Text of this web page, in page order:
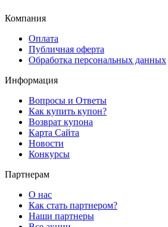
Компания
Оплата
Публичная оферта
Обработка персональных данных
Информация
Вопросы и Ответы
Как купить купон?
Возврат купона
Карта Сайта
Новости
Конкурсы
Партнерам
О нас
Как стать партнером?
Наши партнеры